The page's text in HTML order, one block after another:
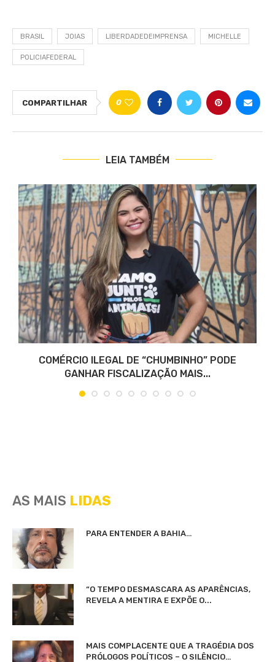
BRASIL JOIAS LIBERDADEDEIMPRENSA MICHELLE
POLICIAFEDERAL
COMPARTILHAR 0
LEIA TAMBÉM
COMÉRCIO ILEGAL DE “CHUMBINHO” PODE
GANHAR FISCALIZAÇÃO MAIS...
AS MAIS LIDAS
PARA ENTENDER A BAHIA…
“O TEMPO DESMASCARA AS APARÊNCIAS,
REVELA A MENTIRA E EXPÕE O...
MAIS COMPLACENTE QUE A TRAGÉDIA DOS
PRÓLOGOS POLÍTICOS – O SILÊNCIO…